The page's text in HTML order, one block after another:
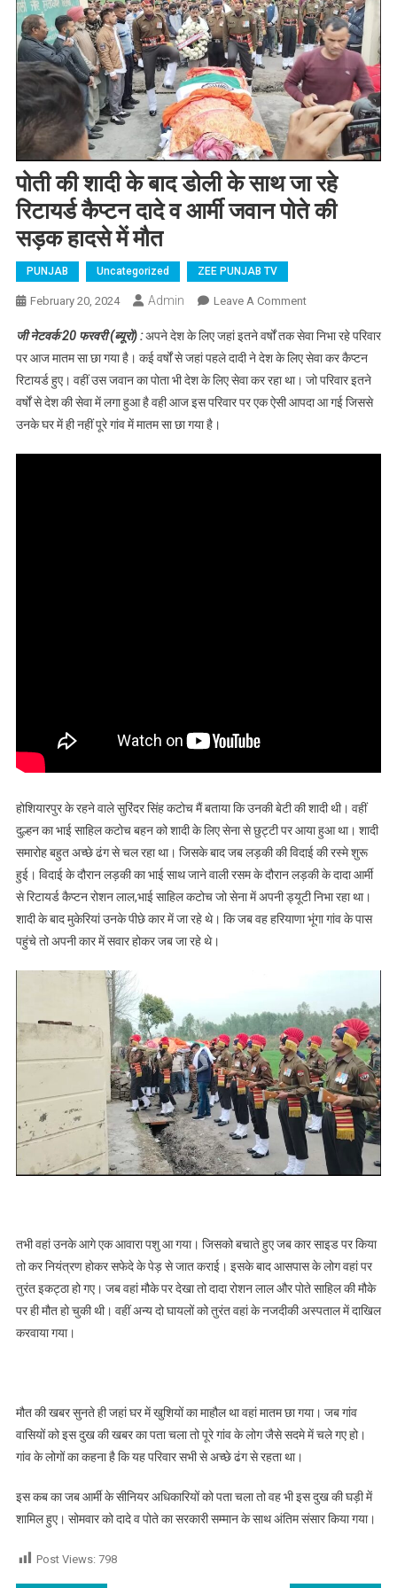
पोती की शादी के बाद डोली के साथ जा रहे
रिटायर्ड कैप्टन दादे व आर्मी जवान पोते की
सड़क हादसे में मौत
PUNJAB Uncategorized ZEE PUNJAB TV
February 20, 2024 Admin Leave A CommentOn पोती की शादी
साथ जा रहे
रिटायर्ड कैप्टन दादे
व आर्मी जवान पोते
की सड़क हादसे में
जी नेटवर्क 20 फरवरी (ब्यूरो) :अपने देश के लिए जहां इतने वर्षों तक सेवा निभा रहे परिवार
पर आज मातम सा छा गया है। कई वर्षों से जहां पहले दादी ने देश के लिए सेवा कर कैप्टन
रिटायर्ड हुए। वहीं उस जवान का पोता भी देश के लिए सेवा कर रहा था। जो परिवार इतने
वर्षों से देश की सेवा में लगा हुआ है वही आज इस परिवार पर एक ऐसी आपदा आ गई जिससे
उनके घर में ही नहीं पूरे गांव में मातम सा छा गया है।
होशियारपुर के रहने वाले सुरिंदर सिंह कटोच मैं बताया कि उनकी बेटी की शादी थी। वहीं
दुल्हन का भाई साहिल कटोच बहन को शादी के लिए सेना से छुट्टी पर आया हुआ था। शादी
समारोह बहुत अच्छे ढंग से चल रहा था। जिसके बाद जब लड़की की विदाई की रस्मे शुरू
हुई। विदाई के दौरान लड़की का भाई साथ जाने वाली रसम के दौरान लड़की के दादा आर्मी
से रिटायर्ड कैप्टन रोशन लाल,भाई साहिल कटोच जो सेना में अपनी ड्यूटी निभा रहा था।
शादी के बाद मुकेरियां उनके पीछे कार में जा रहे थे। कि जब वह हरियाणा भूंगा गांव के पास
पहुंचे तो अपनी कार में सवार होकर जब जा रहे थे।
तभी वहां उनके आगे एक आवारा पशु आ गया। जिसको बचाते हुए जब कार साइड पर किया
तो कर नियंत्रण होकर सफेदे के पेड़ से जात कराई। इसके बाद आसपास के लोग वहां पर
तुरंत इकट्ठा हो गए। जब वहां मौके पर देखा तो दादा रोशन लाल और पोते साहिल की मौके
पर ही मौत हो चुकी थी। वहीं अन्य दो घायलों को तुरंत वहां के नजदीकी अस्पताल में दाखिल
करवाया गया।
मौत की खबर सुनते ही जहां घर में खुशियों का माहौल था वहां मातम छा गया। जब गांव
वासियों को इस दुख की खबर का पता चला तो पूरे गांव के लोग जैसे सदमे में चले गए हो।
गांव के लोगों का कहना है कि यह परिवार सभी से अच्छे ढंग से रहता था।
इस कब का जब आर्मी के सीनियर अधिकारियों को पता चला तो वह भी इस दुख की घड़ी में
शामिल हुए। सोमवार को दादे व पोते का सरकारी सम्मान के साथ अंतिम संसार किया गया।
Post Views: 798